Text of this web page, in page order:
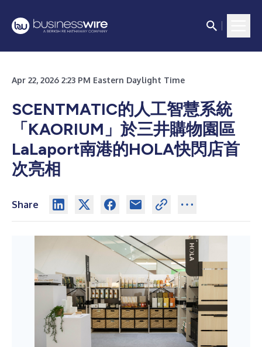
Apr 22, 2026 2:23 PM Eastern Daylight Time
SCENTMATIC的人工智慧系統
「KAORIUM」於三井購物園區
LaLaport南港的HOLA快閃店首
次亮相
Share